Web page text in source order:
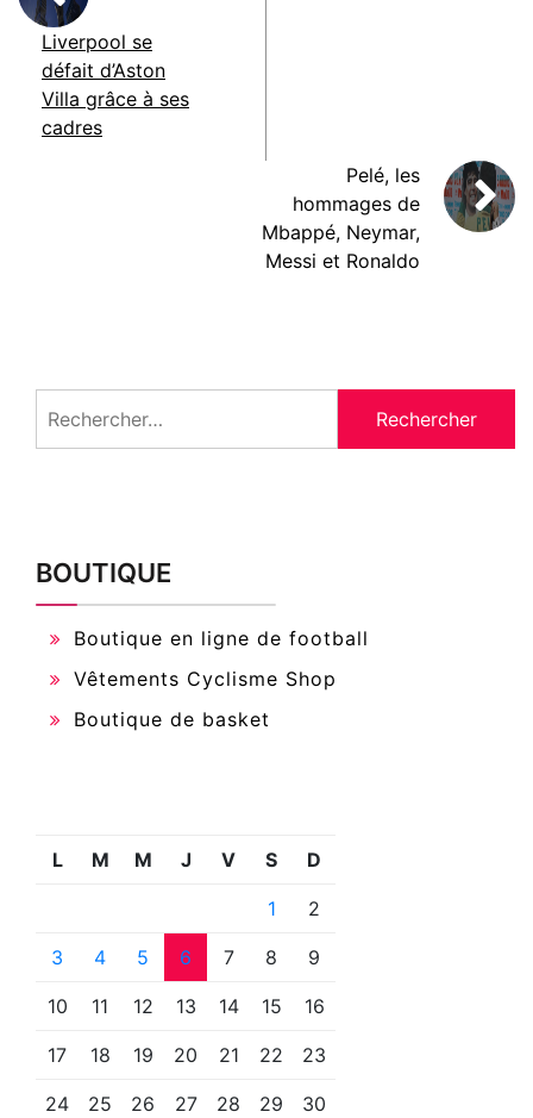
Liverpool se
défait d’Aston
Villa grâce à ses
cadres
Pelé, les
hommages de
Mbappé, Neymar,
Messi et Ronaldo
BOUTIQUE
Boutique en ligne de football
Vêtements Cyclisme Shop
Boutique de basket
L M M J V S D
1 2
3 4 5 6 7 8 9
10 11 12 13 14 15 16
17 18 19 20 21 22 23
24 25 26 27 28 29 30